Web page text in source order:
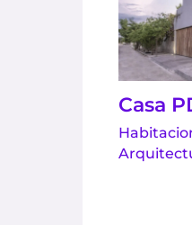
Casa